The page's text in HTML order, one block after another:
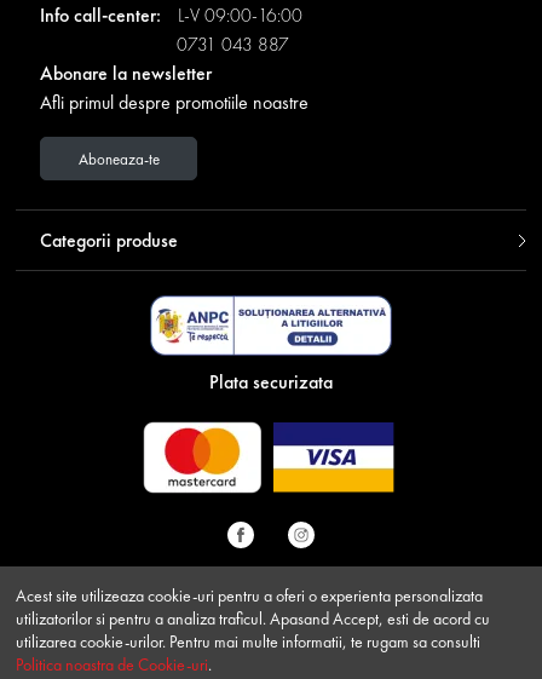
Info call-center:
L-V 09:00-16:00
0731 043 887
Abonare la newsletter
Afli primul despre promotiile noastre
Aboneaza-te
Categorii produse
Plata securizata
© Contakt B2B 2026 - Toate drepturile rezervate SC CONTAKT
EXPRESS LOGISTIK SA RO33220770 J35/1351/2014 Sat Sag,
Acest site utilizeaza cookie-uri pentru a oferi o experienta personalizata
utilizatorilor si pentru a analiza traficul. Apasand Accept, esti de acord cu
utilizarea cookie-urilor. Pentru mai multe informatii, te rugam sa consulti
Politica noastra de Cookie-uri.